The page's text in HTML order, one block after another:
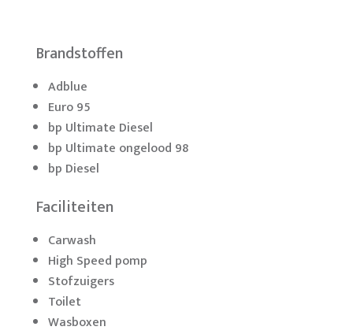
Brandstoffen
Adblue
Euro 95
bp Ultimate Diesel
bp Ultimate ongelood 98
bp Diesel
Faciliteiten
Carwash
High Speed pomp
Stofzuigers
Toilet
Wasboxen